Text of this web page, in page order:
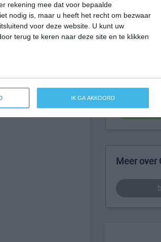
rekening mee dat voor bepaalde
nodig is, maar u heeft het recht om bezwaar
voor deze website. U kunt uw
terug te keren naar deze site en te klikken
IK GA AKKOORD
4 ZZO 3
reizen. Wil
maanden
Op basis
over de
duizenden
Meer over